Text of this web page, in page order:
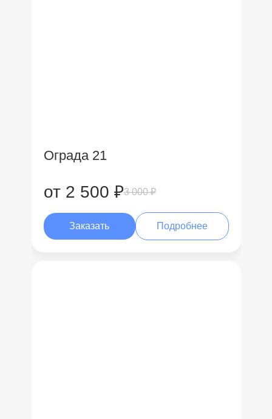
Ограда 21
от 2 500 ₽3 000 ₽
Заказать Подробнее